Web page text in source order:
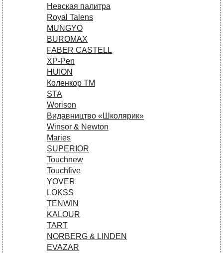
Невская палитра
Royal Talens
MUNGYO
BUROMAX
FABER CASTELL
XP-Pen
HUION
Коленкор ТМ
STA
Worison
Видавництво «Школярик»
Winsor & Newton
Maries
SUPERIOR
Touchnew
Touchfive
YOVER
LOKSS
TENWIN
KALOUR
TART
NORBERG & LINDEN
EVAZAR